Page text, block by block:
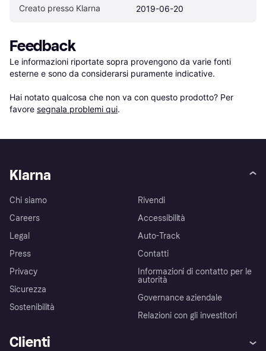
Creato presso Klarna 2019-06-20
Feedback
Le informazioni riportate sopra provengono da varie fonti
esterne e sono da considerarsi puramente indicative.
Hai notato qualcosa che non va con questo prodotto? Per
favore segnala problemi qui.
Klarna
Chi siamo
Careers
Legal
Press
Privacy
Sicurezza
Sostenibilità
Rivendi
Accessibilità
Auto-Track
Contatti
Informazioni di contatto per le
autorità
Governance aziendale
Relazioni con gli investitori
Clienti